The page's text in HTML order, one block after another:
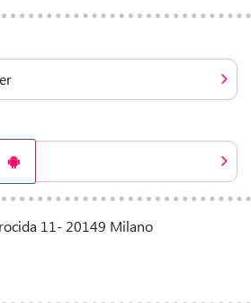
11- 20149 Milano